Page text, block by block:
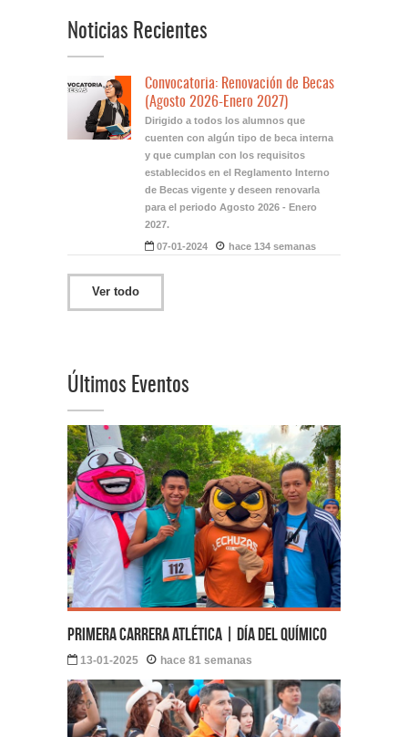
Noticias Recientes
Convocatoria: Renovación de Becas
(Agosto 2026-Enero 2027)
Dirigido a todos los alumnos que
cuenten con algún tipo de beca interna
y que cumplan con los requisitos
establecidos en el Reglamento Interno
de Becas vigente y deseen renovarla
para el periodo Agosto 2026 - Enero
2027.
07-01-2024
hace 134 semanas
Ver todo
Últimos Eventos
Primera carrera atlética | Día del Químico
13-01-2025 hace 81 semanas